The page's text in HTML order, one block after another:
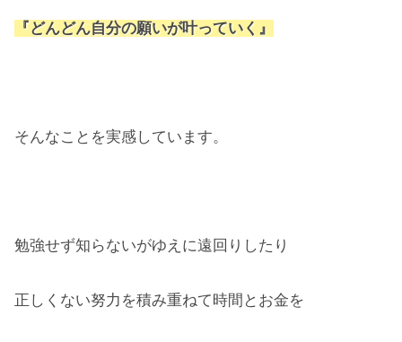
『どんどん自分の願いが叶っていく』
そんなことを実感しています。
勉強せず知らないがゆえに遠回りしたり
正しくない努力を積み重ねて時間とお金を